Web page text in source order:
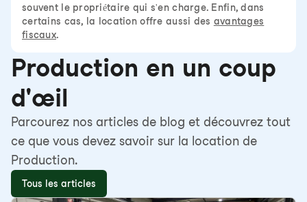
souvent le propriétaire qui s'en charge. Enfin, dans
certains cas, la location offre aussi des avantages
fiscaux.
Production en un coup
d'œil
Parcourez nos articles de blog et découvrez tout
ce que vous devez savoir sur la location de
Production.
Tous les articles